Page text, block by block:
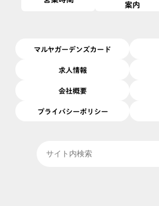
案内
マルヤガーデンズカード
求人情報
会社概要
プライバシーポリシー